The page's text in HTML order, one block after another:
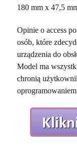
180 mm x 47,5
Opinie o access
osób, które
urządzenia do
Model ma
chronią